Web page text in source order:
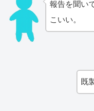
報告を聞い
こいい。
既